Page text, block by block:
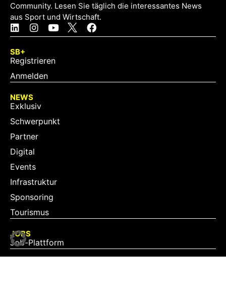
Community. Lesen Sie täglich die interessantes News
aus Sport und Wirtschaft.
SB+
Registrieren
Anmelden
NEWS
Exklusiv
Schwerpunkt
Partner
Digital
Events
Infrastruktur
Sponsoring
Tourismus
JOBS
Job-Plattform